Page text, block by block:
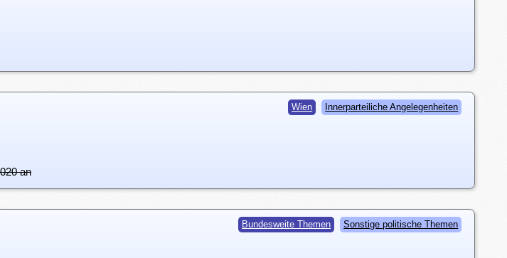
Wien Innerparteiliche Angelegenheiten
an
Bundesweite Themen Sonstige politische Themen